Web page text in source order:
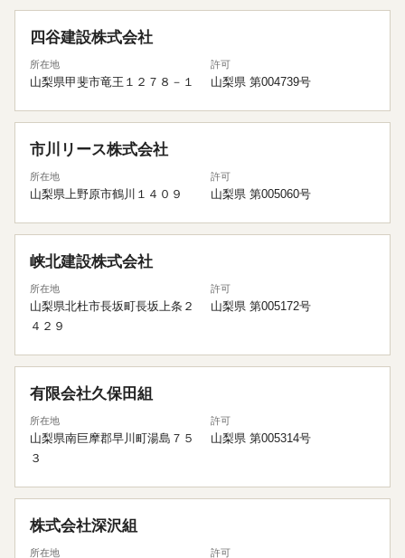
四谷建設株式会社
所在地
山梨県甲斐市竜王１２７８－１
許可
山梨県 第004739号
市川リース株式会社
所在地
山梨県上野原市鶴川１４０９
許可
山梨県 第005060号
峡北建設株式会社
所在地
山梨県北杜市長坂町長坂上条２
４２９
許可
山梨県 第005172号
有限会社久保田組
所在地
山梨県南巨摩郡早川町湯島７５
３
許可
山梨県 第005314号
株式会社深沢組
所在地 許可